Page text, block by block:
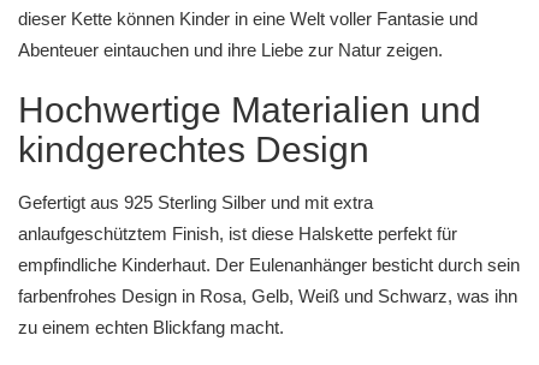
dieser Kette können Kinder in eine Welt voller Fantasie und
Abenteuer eintauchen und ihre Liebe zur Natur zeigen.
Hochwertige Materialien und
kindgerechtes Design
Gefertigt aus 925 Sterling Silber und mit extra
anlaufgeschütztem Finish, ist diese Halskette perfekt für
empfindliche Kinderhaut. Der Eulenanhänger besticht durch sein
farbenfrohes Design in Rosa, Gelb, Weiß und Schwarz, was ihn
zu einem echten Blickfang macht.